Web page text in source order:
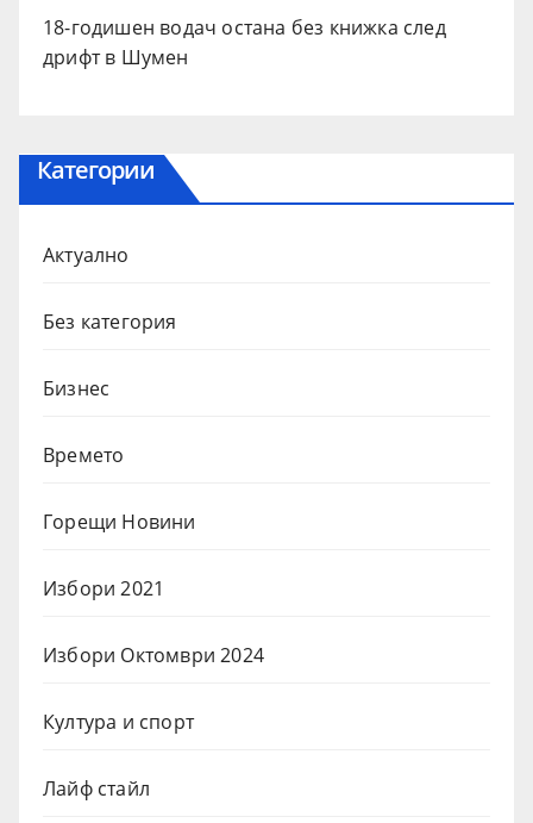
18-годишен водач остана без книжка след
дрифт в Шумен
Категории
Актуално
Без категория
Бизнес
Времето
Горещи Новини
Избори 2021
Избори Октомври 2024
Култура и спорт
Лайф стайл